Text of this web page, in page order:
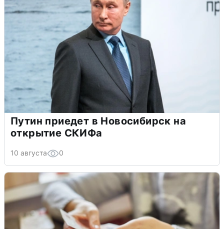
Путин приедет в Новосибирск на
открытие СКИФа
10 августа 0